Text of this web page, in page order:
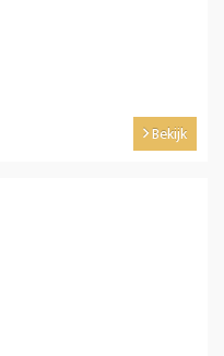
Bekijk